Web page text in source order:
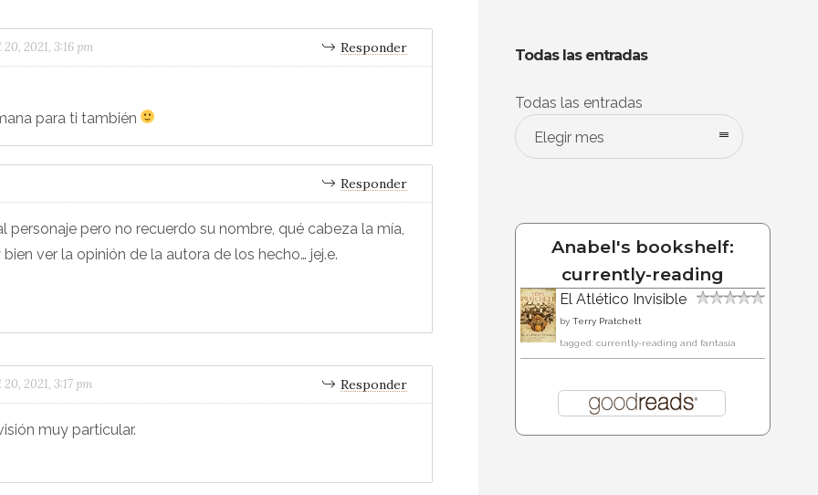
2021, 3:16 pm Responder
para ti también
Responder
personaje pero no recuerdo su nombre, qué cabeza la mía,
ver la opinión de la autora de los hecho… jej.e.
2021, 3:17 pm Responder
muy particular.
Todas las entradas
Todas las entradas
Elegir mes
Anabel's bookshelf:
currently-reading
El Atlético Invisible
by Terry Pratchett
tagged: currently-reading and fantasía